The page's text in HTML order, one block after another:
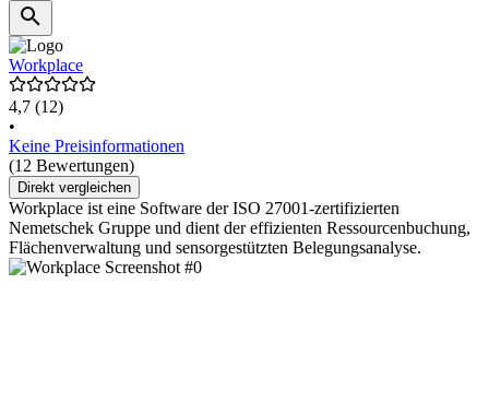
Workplace
4,7 (12)
•
Keine Preisinformationen
(12 Bewertungen)
Direkt vergleichen
Workplace ist eine Software der ISO 27001-zertifizierten
Nemetschek Gruppe und dient der effizienten Ressourcenbuchung,
Flächenverwaltung und sensorgestützten Belegungsanalyse.